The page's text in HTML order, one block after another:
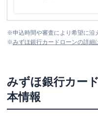
※申込時間や審査により希望に沿
※みずほ銀行カードローンの詳細
みずほ銀行カー
本情報